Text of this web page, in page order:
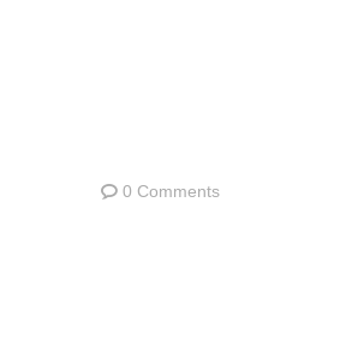
0 Comments